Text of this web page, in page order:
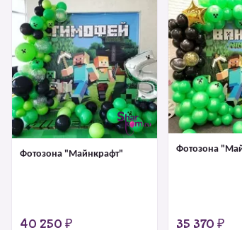
Фотозона "Майнкрафт"
40 250 ₽
Фотозона
35 370 ₽